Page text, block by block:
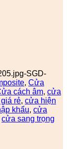
SGD-
, Cửa
cách âm, cửa
rẻ, cửa hiện
khẩu, cửa
cửa sang trọng